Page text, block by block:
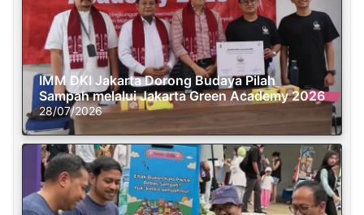
IMM DKI Jakarta Dorong Budaya Pilah
Sampah melalui Jakarta Green Academy 2026
28/07/2026